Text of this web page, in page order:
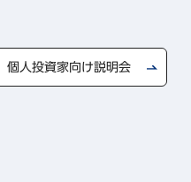
個人投資家向け説明会